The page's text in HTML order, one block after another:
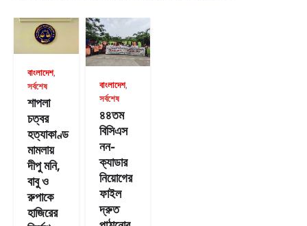
বাংলাদেশ,
সর্বশেষ
শাপলা
চত্বর
হত্যাকাণ্ড
মামলায়
দীপু মনি,
বাবু ও
রুপাকে
হাজিরের
বাংলাদেশ,
সর্বশেষ
৪৪তম
বিসিএস
নন-
ক্যাডার
নিয়োগের
ফাইল
দ্রুত